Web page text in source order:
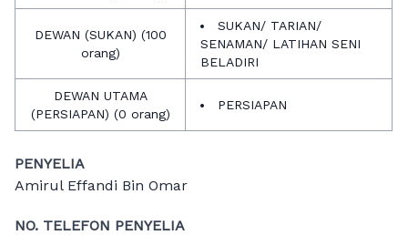
DEWAN (SUKAN) (100
orang)
SUKAN/ TARIAN/
SENAMAN/ LATIHAN SENI
BELADIRI
DEWAN UTAMA
(PERSIAPAN) (0 orang)
PERSIAPAN
PENYELIA
Amirul Effandi Bin Omar
NO. TELEFON PENYELIA